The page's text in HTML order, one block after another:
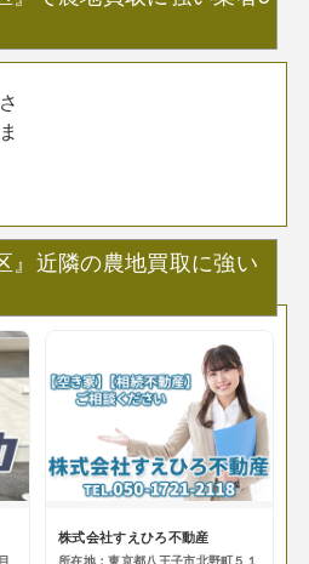
』近隣の農地買取に強い
株式会社すえひろ不動産
所在地：東京都八王子市北野町５１